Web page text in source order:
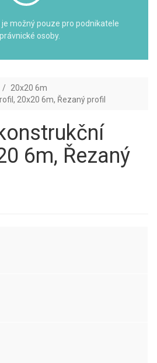
je možný pouze pro podnikatele
osoby.
20x20 6m
20x20 6m, Řezaný profil
6m, Řezaný